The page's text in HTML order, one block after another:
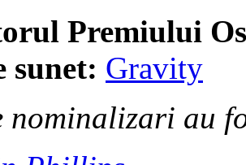
Premiului
sunet: Gravity
nominalizari au